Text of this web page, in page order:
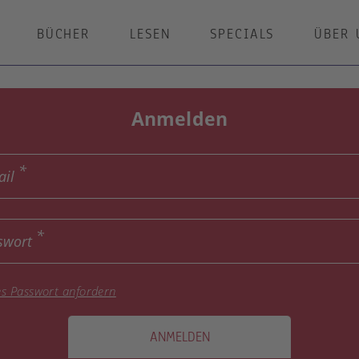
BÜCHER LESEN SPECIALS ÜBER
Anmelden
Passwort anfordern
ANMELDEN